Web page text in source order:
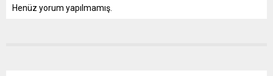
Henüz yorum yapılmamış.